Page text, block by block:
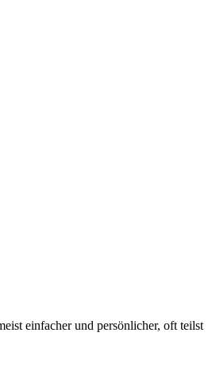
einfacher und persönlicher, oft teilst